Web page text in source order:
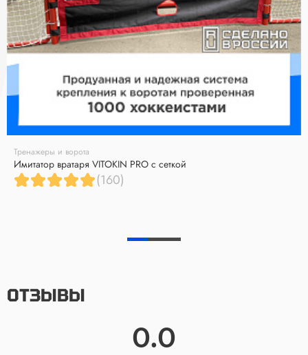
Тренажеры и ворота
Имитатор вратаря VITOKIN PRO с сеткой
(160)
ОТЗЫВЫ
0.0